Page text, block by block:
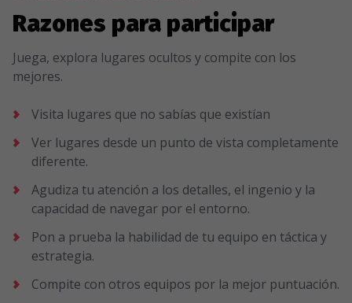
Razones para participar
Juega, explora lugares ocultos y compite con los
mejores.
Visita lugares que no sabías que existían
Ver lugares desde un punto de vista completamente
diferente.
Agudiza tu atención a los detalles, el ingenio y la
capacidad de navegar por el entorno.
Pon a prueba la habilidad de tu equipo en táctica y
estrategia.
Compite con otros equipos por la mejor puntuación.